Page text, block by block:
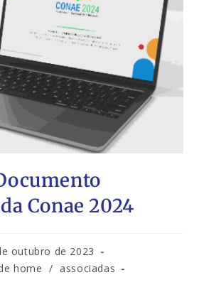
Conae 2024
outubro de 2023
home / associadas